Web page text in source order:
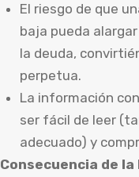
El riesgo de que
baja pueda
la deuda,
perpetua.
La información
ser fácil de leer
adecuado) y
Consecuencia de la